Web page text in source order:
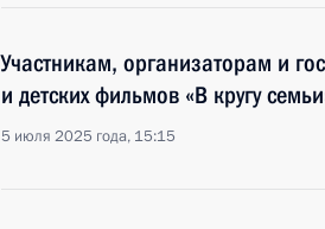
Участникам, организаторам и
и детских фильмов «В кругу
5 июля 2025 года, 15:15